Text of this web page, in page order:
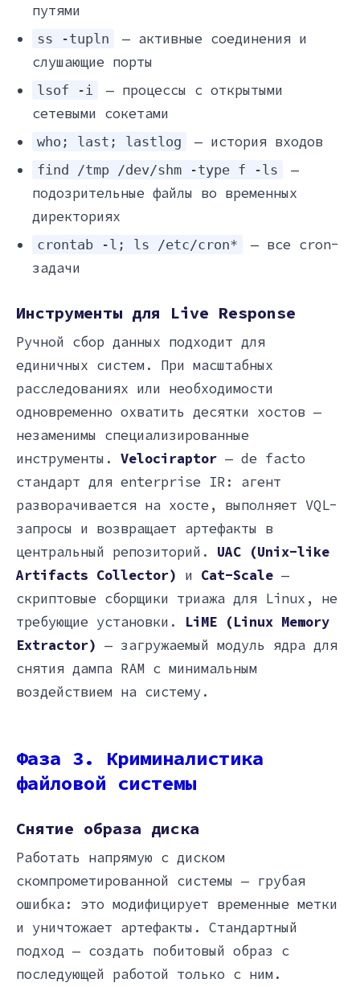
путями
ss -tupln
— активные соединения и
слушающие порты
lsof -i
— процессы с открытыми
сетевыми сокетами
who; last; lastlog — история входов
find /tmp /dev/shm -type f -ls
—
подозрительные файлы во временных
директориях
crontab -l; ls /etc/cron*
— все cron-
задачи
Инструменты для Live Response
Ручной сбор данных подходит для
единичных систем. При масштабных
расследованиях или необходимости
одновременно охватить десятки хостов —
незаменимы специализированные
инструменты. Velociraptor — de facto
стандарт для enterprise IR: агент
разворачивается на хосте, выполняет VQL-
запросы и возвращает артефакты в
центральный репозиторий. UAC (Unix-like
Artifacts Collector) и Cat-Scale —
скриптовые сборщики триажа для Linux, не
требующие установки. LiME (Linux Memory
Extractor) — загружаемый модуль ядра для
снятия дампа RAM с минимальным
воздействием на систему.
Фаза 3. Криминалистика
файловой системы
Снятие образа диска
Работать напрямую с диском
скомпрометированной системы — грубая
ошибка: это модифицирует временные метки
и уничтожает артефакты. Стандартный
подход — создать побитовый образ с
последующей работой только с ним.